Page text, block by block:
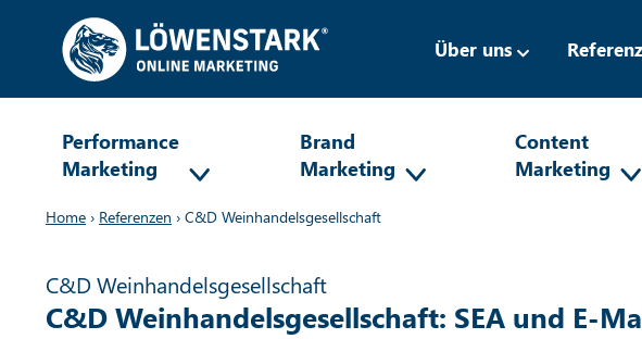
Über uns
Performance
Marketing
Brand
Marketing
Content
Marketing
Home › Referenzen › C&D Weinhandelsgesellschaft
C&D Weinhandelsgesellschaft
C&D Weinhandelsgesellschaft: SEA und E-